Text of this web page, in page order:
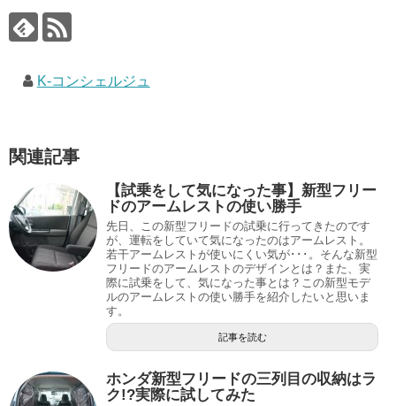
K-コンシェルジュ
関連記事
【試乗をして気になった事】新型フリー
ドのアームレストの使い勝手
先日、この新型フリードの試乗に行ってきたのです
が、運転をしていて気になったのはアームレスト。
若干アームレストが使いにくい気が･･･。そんな新型
フリードのアームレストのデザインとは？また、実
際に試乗をして、気になった事とは？この新型モデ
ルのアームレストの使い勝手を紹介したいと思いま
す。
記事を読む
ホンダ新型フリードの三列目の収納はラ
ク!?実際に試してみた